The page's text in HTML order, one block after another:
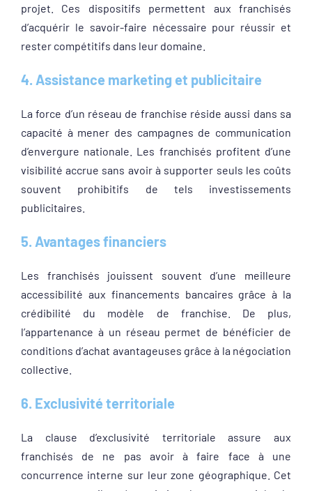
projet. Ces dispositifs permettent aux franchisés
d’acquérir le savoir-faire nécessaire pour réussir et
rester compétitifs dans leur domaine.
4. Assistance marketing et publicitaire
La force d’un réseau de franchise réside aussi dans sa
capacité à mener des campagnes de communication
d’envergure nationale. Les franchisés profitent d’une
visibilité accrue sans avoir à supporter seuls les coûts
souvent prohibitifs de tels investissements
publicitaires.
5. Avantages financiers
Les franchisés jouissent souvent d’une meilleure
accessibilité aux financements bancaires grâce à la
crédibilité du modèle de franchise. De plus,
l’appartenance à un réseau permet de bénéficier de
conditions d’achat avantageuses grâce à la négociation
collective.
6. Exclusivité territoriale
La clause d’exclusivité territoriale assure aux
franchisés de ne pas avoir à faire face à une
concurrence interne sur leur zone géographique. Cet